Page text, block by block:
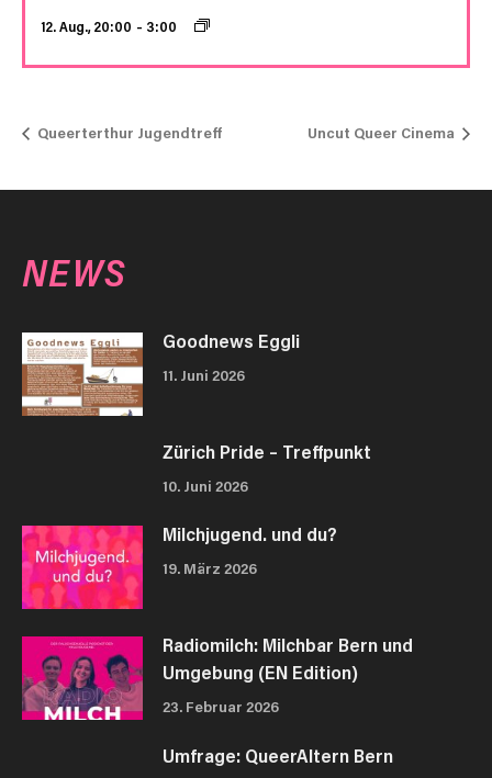
12. Aug., 20:00 – 3:00
Queerterthur Jugendtreff Uncut Queer Cinema
NEWS
Goodnews Eggli
11. Juni 2026
Zürich Pride – Treffpunkt
10. Juni 2026
Milchjugend. und du?
19. März 2026
Radiomilch: Milchbar Bern und
Umgebung (EN Edition)
23. Februar 2026
Umfrage: QueerAltern Bern